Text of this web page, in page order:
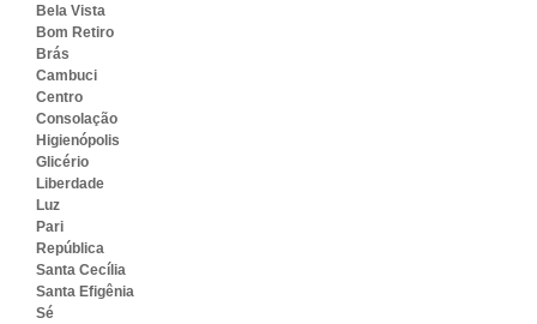
Bela Vista
Bom Retiro
Brás
Cambuci
Centro
Consolação
Higienópolis
Glicério
Liberdade
Luz
Pari
República
Santa Cecília
Santa Efigênia
Sé